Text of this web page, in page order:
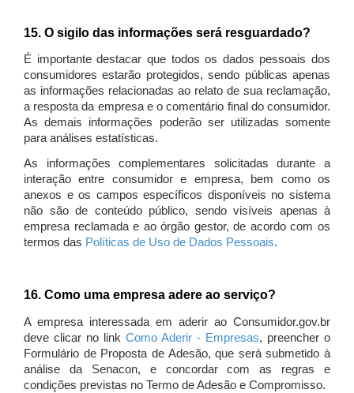
15. O sigilo das informações será resguardado?
É importante destacar que todos os dados pessoais dos
consumidores estarão protegidos, sendo públicas apenas
as informações relacionadas ao relato de sua reclamação,
a resposta da empresa e o comentário final do consumidor.
As demais informações poderão ser utilizadas somente
para análises estatísticas.
As informações complementares solicitadas durante a
interação entre consumidor e empresa, bem como os
anexos e os campos específicos disponíveis no sistema
não são de conteúdo público, sendo visíveis apenas à
empresa reclamada e ao órgão gestor, de acordo com os
termos das Políticas de Uso de Dados Pessoais.
16. Como uma empresa adere ao serviço?
A empresa interessada em aderir ao Consumidor.gov.br
deve clicar no link Como Aderir - Empresas, preencher o
Formulário de Proposta de Adesão, que será submetido à
análise da Senacon, e concordar com as regras e
condições previstas no Termo de Adesão e Compromisso.